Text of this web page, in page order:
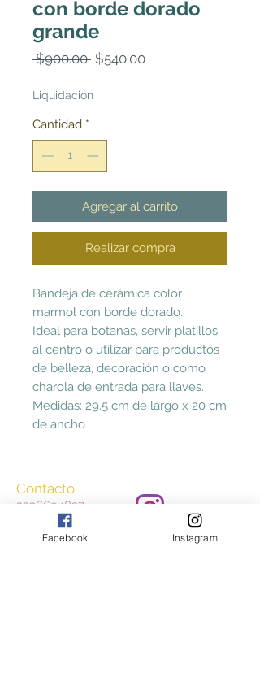
con borde dorado
grande
$900.00 Precio
$540.00Precio
Liquidación
Cantidad *
Agregar al carrito
Realizar compra
Bandeja de cerámica color
marmol con borde dorado.
Ideal para botanas, servir platillos
al centro o utilizar para productos
de belleza, decoración o como
charola de entrada para llaves.
Medidas: 29.5 cm de largo x 20 cm
de ancho
Contacto
2226694827
ccasayestilo@gmail.
Facebook Instagram